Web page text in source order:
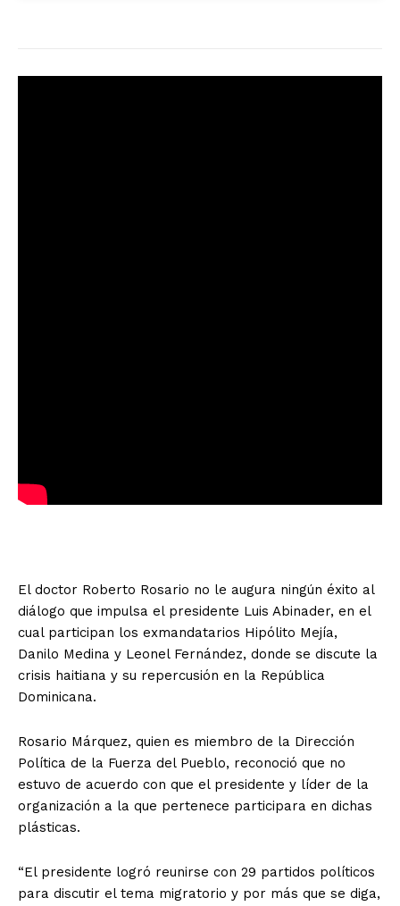
El doctor Roberto Rosario no le augura ningún éxito al
diálogo que impulsa el presidente Luis Abinader, en el
cual participan los exmandatarios Hipólito Mejía,
Danilo Medina y Leonel Fernández, donde se discute la
crisis haitiana y su repercusión en la República
Dominicana.
Rosario Márquez, quien es miembro de la Dirección
Política de la Fuerza del Pueblo, reconoció que no
estuvo de acuerdo con que el presidente y líder de la
organización a la que pertenece participara en dichas
plásticas.
“El presidente logró reunirse con 29 partidos políticos
para discutir el tema migratorio y por más que se diga,